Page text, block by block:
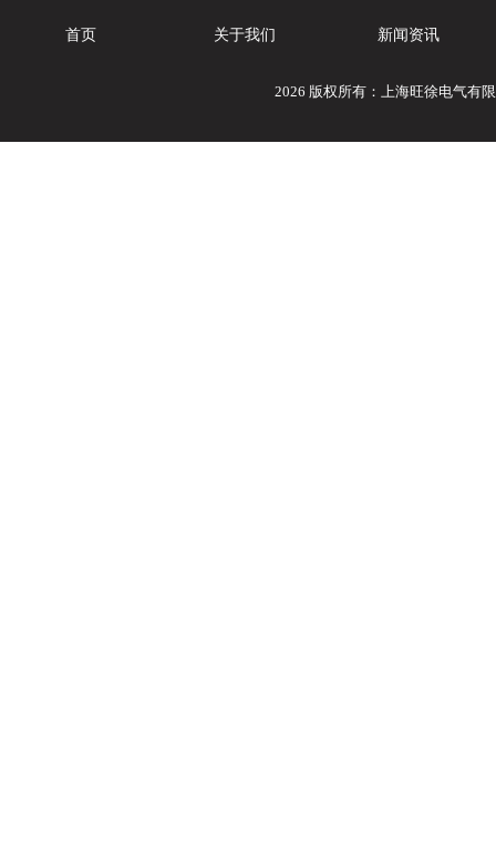
首页 关于我们 新闻资讯
2026 版权所有：上海旺徐电气有